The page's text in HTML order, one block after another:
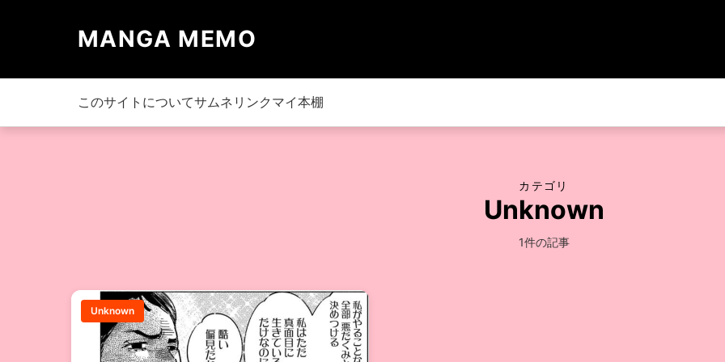
MANGA MEMO
このサイトについてサムネリンク マイ本棚
カテゴリ
Unknown
1件の記事
Unknown